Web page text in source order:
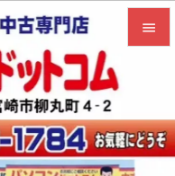

サイド
